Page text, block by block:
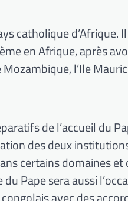
catholique d’Afrique.
en Afrique, après
l’Ile
de l’accueil du
des deux
certains domaines
Pape sera aussi